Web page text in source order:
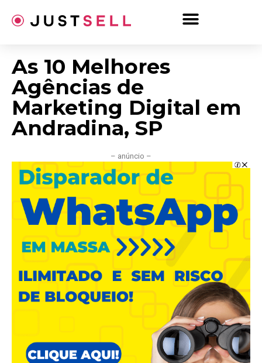
para
As 10 Melhores
Agências de
Marketing Digital em
Andradina, SP
– anúncio –